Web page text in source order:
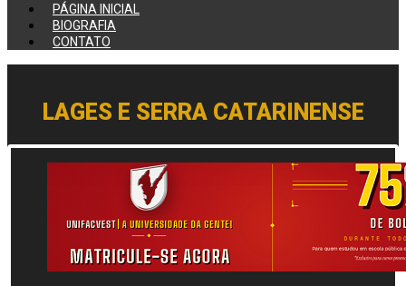
PÁGINA INICIAL
BIOGRAFIA
CONTATO
LAGES E SERRA CATARINENSE